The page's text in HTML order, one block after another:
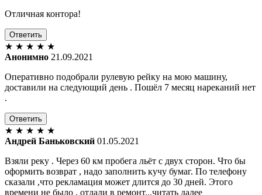
Отличная контора!
Ответить
★ ★ ★ ★ ★
Анонимно 21.09.2021
Оперативно подобрали рулевую рейку на мою машину,
доставили на следующий день . Пошёл 7 месяц нареканий нет
.
Ответить
★ ★ ★ ★ ★
Андрей Баньковский 01.05.2021
Взяли реку . Через 60 км пробега льёт с двух сторон. Что бы
оформить возврат , надо заполнить кучу бумаг. По телефону
сказали ,что рекламация может длится до 30 дней. Этого
времени не было , отдали в ремонт...читать далее